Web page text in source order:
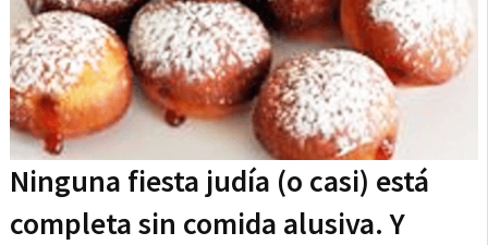
Ninguna fiesta judía (o casi) está
completa sin comida alusiva. Y